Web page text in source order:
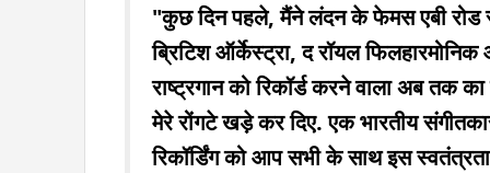
"कुछ दिन पहले, मैंने लंदन के फेमस एबी रोड
ब्रिटिश ऑर्केस्ट्रा, द रॉयल
राष्ट्रगान को रिकॉर्ड करने वाला अब
मेरे रोंगटे खड़े कर दिए. एक भारतीय
रिकॉर्डिंग को आप सभी के साथ इस